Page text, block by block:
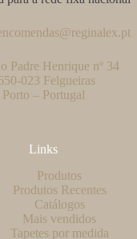
Padre Henrique nº 34
023 Felgueiras
Porto – Portugal
Links
Produtos
Produtos Recentes
Catálogos
Mais vendidos
Tapetes por medida